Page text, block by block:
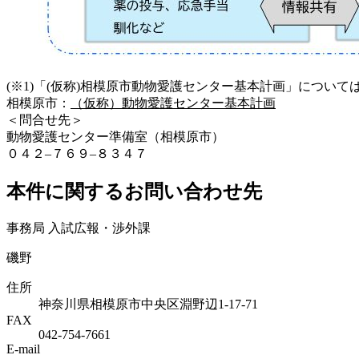
(※1)「(仮称)相模原市動物愛護センター基本計画」について
相模原市：
（仮称）動物愛護センター基本計画
＜問合せ先＞
動物愛護センター準備室（相模原市）
０４２–７６９–８３４７
本件に関するお問い合わせ先
事務局 入試広報・渉外課
磯野
住所
神奈川県相模原市中央区淵野辺1-17-71
FAX
042-754-7661
E-mail